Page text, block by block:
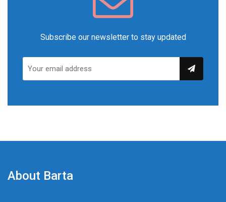
Subscribe our newsletter to stay updated
About Barta